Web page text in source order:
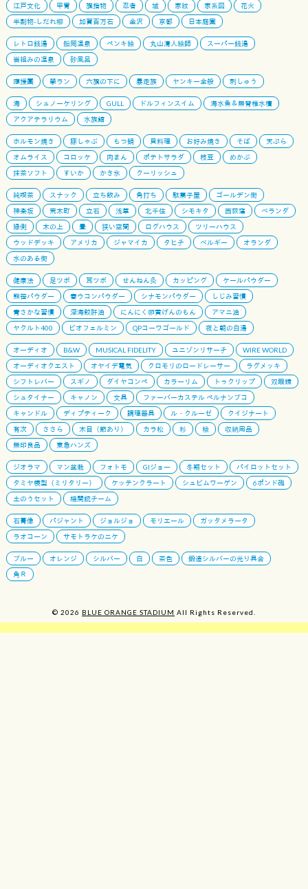
江戸文化
甲冑 旗指物 忍者 城 家紋 家系図
花火
半割物-しだれ柳
加賀百万石 金沢 京都 日本庭園
レトロ銭湯 船岡温泉 ペンキ絵 丸山清人絵師
スーパー銭湯
岩組みの温泉
砂風呂
應援團 學ラン 六旗の下に 暴走族 ヤンキー全般 刺しゅう
海 シュノーケリング GULL ドルフィンスイム
海水魚＆無脊椎水槽
アクアテラリウム
水族館
ホルモン焼き 豚しゃぶ もつ鍋 貝料理 お好み焼き そば
天ぷら
オムライス
コロッケ 肉まん ポテトサラダ 枝豆
めかぶ
抹茶ソフト
すいか かき氷 クーリッシュ
純喫茶 スナック 立ち飲み 角打ち 駄菓子屋
ゴールデン街
神楽坂
荒木町 立石 浅草 北千住 シモキタ 西荻窪
ベランダ
縁側
木の上 畳 狭い空間 ログハウス
ツリーハウス
ウッドデッキ
アメリカ ジャマイカ タヒチ ベルギー
オランダ
水のある街
健康法 足ツボ 耳ツボ せんねん灸 カッピング
ケールパウダー
熊笹パウダー
春ウコンパウダー シナモンパウダー
しじみ習慣
青さかな習慣
深海鮫肝油 にんにく卵黄げんのもん
アマニ油
ヤクルト400
ビオフェルミン QPコーワゴールド 夜と朝の白湯
オーディオ B&W MUSICAL FIDELITY ユニゾンリサーチ
WIRE WORLD
オーディオクエスト
オヤイデ電気 クロモリのロードレーサー
ラグメッキ
シフトレバー
スギノ ダイヤコンペ カラーリム トゥクリップ
双眼鏡
シュタイナー
キャノン 文具
ファーバーカステル ペルナンブコ
キャンドル
ディプティーク 調理器具 ル・クルーゼ
クイジナート
有次
ささら 木目（節あり） カラ松 杉 桧
収納用品
無印良品
東急ハンズ
ジオラマ マン盆栽 フォトモ GIジョー 冬期セット
パイロットセット
タミヤ模型（ミリタリー）
ケッテンクラート シュビムワーゲン
6ポンド砲
土のうセット
機関銃チーム
石膏像 パジャント ジョルジョ モリエール
ガッタメラータ
ラオコーン
サモトラケのニケ
ブルー オレンジ シルバー 白 茶色
鍛造シルバーの光り具合
角Ｒ
© 2026 BLUE ORANGE STADIUM All Rights Reserved.